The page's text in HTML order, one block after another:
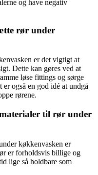
og have negativ
rør under
er det vigtigt at
Dette kan gøres ved at
løse fittings og sørge
også en god idé at undgå
rørene.
til rør under
køkkenvasken er
er forholdsvis billige og
lige så holdbare som